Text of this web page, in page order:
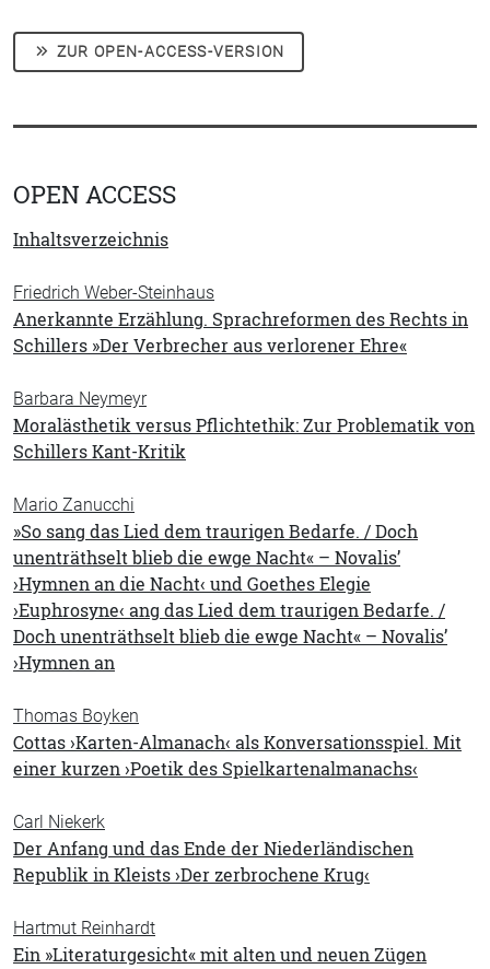
ZUR OPEN-ACCESS-VERSION
OPEN ACCESS
Inhaltsverzeichnis
Friedrich Weber-Steinhaus
Anerkannte Erzählung. Sprachreformen des Rechts in
Schillers »Der Verbrecher aus verlorener Ehre«
Barbara Neymeyr
Moralästhetik versus Pflichtethik: Zur Problematik von
Schillers Kant-Kritik
Mario Zanucchi
»So sang das Lied dem traurigen Bedarfe. / Doch
unenträthselt blieb die ewge Nacht« – Novalis’
›Hymnen an die Nacht‹ und Goethes Elegie
›Euphrosyne‹ ang das Lied dem traurigen Bedarfe. /
Doch unenträthselt blieb die ewge Nacht« – Novalis’
›Hymnen an
Thomas Boyken
Cottas ›Karten-Almanach‹ als Konversationsspiel. Mit
einer kurzen ›Poetik des Spielkartenalmanachs‹
Carl Niekerk
Der Anfang und das Ende der Niederländischen
Republik in Kleists ›Der zerbrochene Krug‹
Hartmut Reinhardt
Ein »Literaturgesicht« mit alten und neuen Zügen